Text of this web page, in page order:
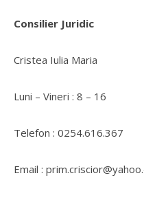
Consilier Juridic
Cristea Iulia Maria
Luni – Vineri : 8 – 16
Telefon : 0254.616.367
Email :